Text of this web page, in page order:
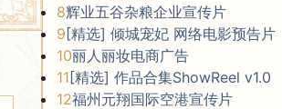
8辉业五谷杂粮企业宣传片
9 [精选] 倾城宠妃 网络电影预告片
10丽人丽妆电商广告
11 [精选] 作品合集ShowReel v1.0
12福州元翔国际空港宣传片